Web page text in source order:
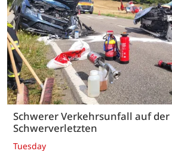
Schwerer Verkehrsunfall auf
Schwerverletzten
Tuesday